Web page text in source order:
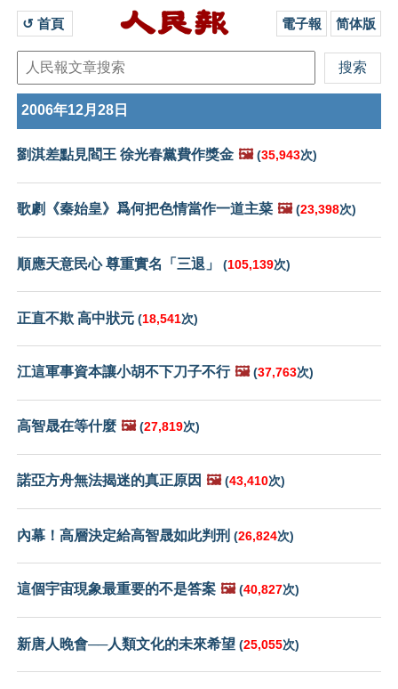
↺ 首頁 電子報 简体版
2006年12月28日
劉淇差點見閻王 徐光春黨費作獎金 🖼️ (35,943次)
歌劇《秦始皇》爲何把色情當作一道主菜 🖼️ (23,398次)
順應天意民心 尊重實名「三退」 (105,139次)
正直不欺 高中狀元 (18,541次)
江這軍事資本讓小胡不下刀子不行 🖼️ (37,763次)
高智晟在等什麼 🖼️ (27,819次)
諾亞方舟無法揭迷的真正原因 🖼️ (43,410次)
內幕！高層決定給高智晟如此判刑 (26,824次)
這個宇宙現象最重要的不是答案 🖼️ (40,827次)
新唐人晚會──人類文化的未來希望 (25,055次)